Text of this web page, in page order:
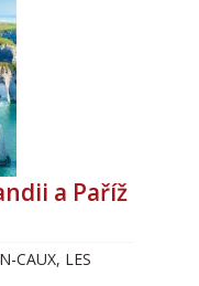
a Paříž
CAUX, LES